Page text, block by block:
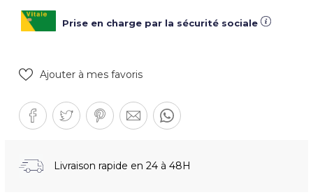
Prise en charge par la sécurité sociale
Ajouter à mes favoris
Livraison rapide en 24 à 48H